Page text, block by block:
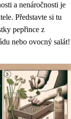
a nenáročnosti je
Představte si tu
pepřince z
nebo ovocný salát!